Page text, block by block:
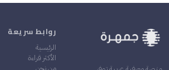
روابط سريعة
الرئيسية
الأكثر قراءة